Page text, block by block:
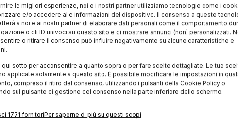
le migliori esperienze, noi e i nostri partner utilizziamo tecnologie come i
e/o accedere alle informazioni del dispositivo. Il consenso a queste
a noi e ai nostri partner di elaborare dati personali come il comportamento
o gli ID univoci su questo sito e di mostrare annunci (non) personalizzati.
o ritirare il consenso può influire negativamente su alcune caratteristiche e
qui sotto per acconsentire a quanto sopra o per fare scelte dettagliate. Le tue
applicate solamente a questo sito. È possibile modificare le impostazioni in
compreso il ritiro del consenso, utilizzando i pulsanti della Cookie Policy o
sul pulsante di gestione del consenso nella parte inferiore dello schermo.
1771 fornitoriPer saperne di più su questi scopi
specializzata nel mercato nel campo motoristico,
sportivo e negli accessori da competizione, è
per allestire le auto di Fast and Furious 7, il film
da James Wan arrivato anche nelle sale
italiane. L’innovazione, il confort e il design
stati scelti da Hollywood per una produzione già
guadagnati a livello mondiale e al primo posto della